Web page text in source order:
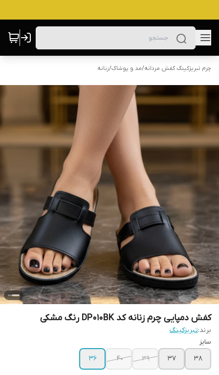
چرم تبریزکینگ کفش مردانه/مد و پوشاک/زنانه
کفش دمپایی چرم زنانه کد DP010BK رنگ مشکی
برند:تبریزکینگ
سایز
38
37
39
40
36